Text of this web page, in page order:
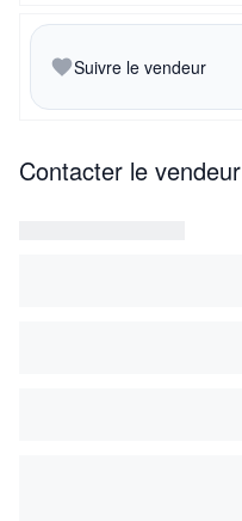
Suivre le vendeur
Contacter le vendeur